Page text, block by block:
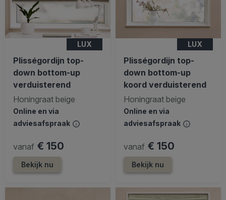
LUX
Plisségordijn top-
down bottom-up
verduisterend
Honingraat beige
Online en via
adviesafspraak
vanaf € 150
Bekijk nu
LUX
Plisségordijn top-
down bottom-up
koord verduisterend
Honingraat beige
Online en via
adviesafspraak
vanaf € 150
Bekijk nu